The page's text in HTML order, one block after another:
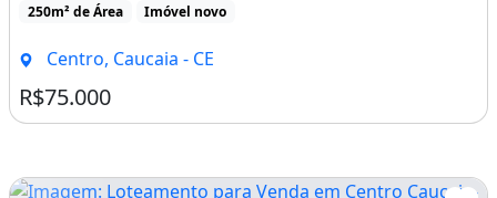
250m² de Área Imóvel novo
Centro, Caucaia - CE
R$75.000